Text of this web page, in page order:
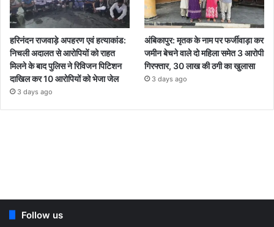
हरिनंदन राजवाड़े अपहरण एवं हत्याकांड:
निचली अदालत से आरोपियों को राहत
मिलने के बाद पुलिस ने रिविजन पिटिशन
दाखिल कर 10 आरोपियों को भेजा जेल
3 days ago
अंबिकापुर: मृतक के नाम पर फर्जीवाड़ा कर
जमीन बेचने वाले दो महिला समेत 3 आरोपी
गिरफ्तार, 30 लाख की ठगी का खुलासा
3 days ago
Follow us